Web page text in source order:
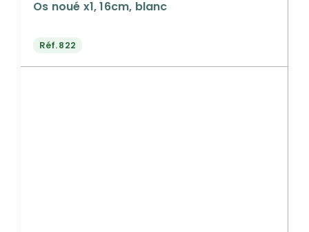
Os noué x1, 16cm, blanc
Réf.822